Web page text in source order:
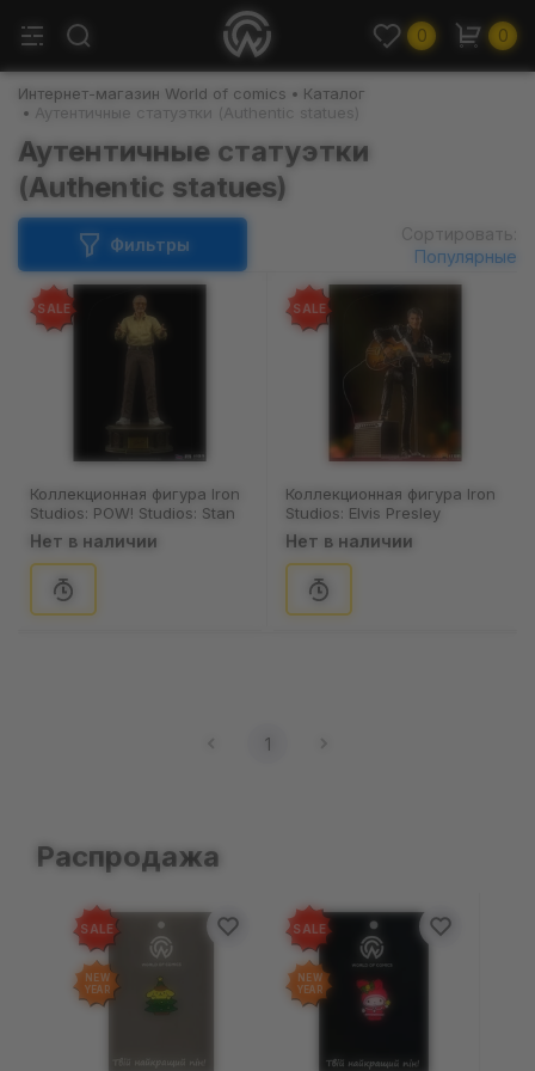
0 0
Интернет-магазин World of comics
Каталог
Аутентичные статуэтки (Authentic statues)
Аутентичные статуэтки
(Authentic statues)
Фильтры
Сортировать:
Популярные
SALE
Коллекционная фигура Iron
Studios: POW! Studios: Stan
Lee, (134812)
Нет в наличии
SALE
Коллекционная фигура Iron
Studios: Elvis Presley
(Comeback) (Deluxe),
(127856)
Нет в наличии
1
Распродажа
SALE
NEW
YEAR
SALE
NEW
YEAR